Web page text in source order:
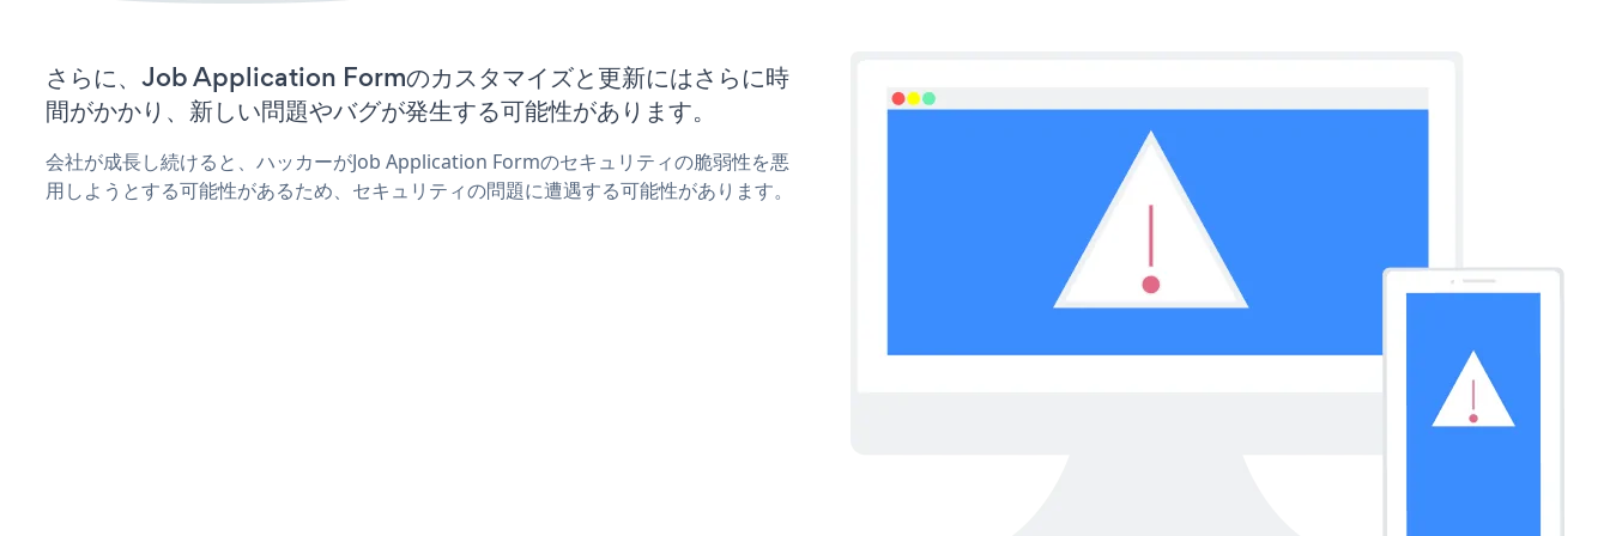
さらに、Job Application Formのカスタマイズと更新にはさらに時
間がかかり、新しい問題やバグが発生する可能性があります。
会社が成長し続けると、ハッカーがJob Application Formのセキュリティの脆弱性を悪
用しようとする可能性があるため、セキュリティの問題に遭遇する可能性があります。